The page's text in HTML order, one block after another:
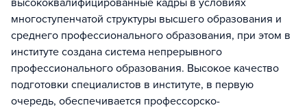
высококвалифицированные кадры в условиях
многоступенчатой структуры высшего образования и
среднего профессионального образования, при этом в
институте создана система непрерывного
профессионального образования. Высокое качество
подготовки специалистов в институте, в первую
очередь, обеспечивается профессорско-